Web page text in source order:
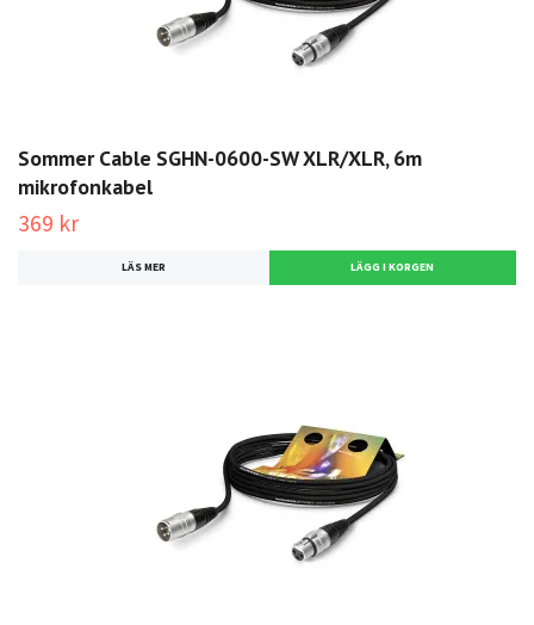
Sommer Cable SGHN-0600-SW XLR/XLR, 6m
mikrofonkabel
369 kr
LÄS MER